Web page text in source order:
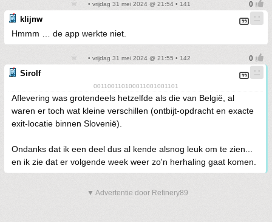
• vrijdag 31 mei 2024 @ 21:54 • 141
klijnw
Hmmm … de app werkte niet.
• vrijdag 31 mei 2024 @ 21:55 • 142
Sirolf
001100110100011001001101
Aflevering was grotendeels hetzelfde als die van België, al
waren er toch wat kleine verschillen (ontbijt-opdracht en exacte
exit-locatie binnen Slovenië).
Ondanks dat ik een deel dus al kende alsnog leuk om te zien...
en ik zie dat er volgende week weer zo'n herhaling gaat komen.
▼ Advertentie door Refinery89